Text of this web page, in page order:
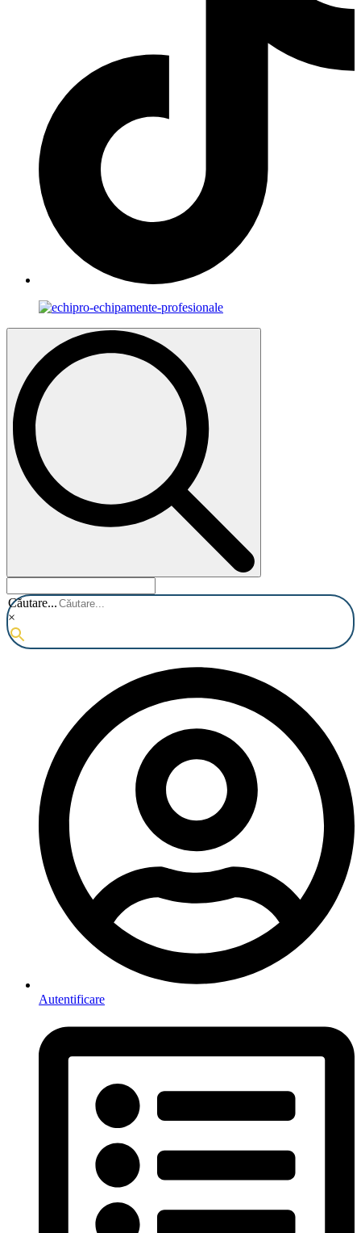
Search
Căutare...
×
Autentificare